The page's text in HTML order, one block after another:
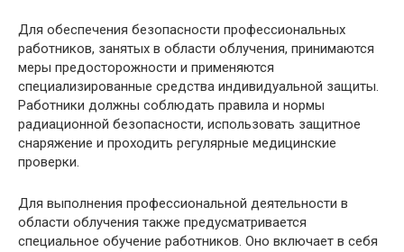
Для обеспечения безопасности профессиональных
работников, занятых в области облучения, принимаются
меры предосторожности и применяются
специализированные средства индивидуальной защиты.
Работники должны соблюдать правила и нормы
радиационной безопасности, использовать защитное
снаряжение и проходить регулярные медицинские
проверки.
Для выполнения профессиональной деятельности в
области облучения также предусматривается
специальное обучение работников. Оно включает в себя